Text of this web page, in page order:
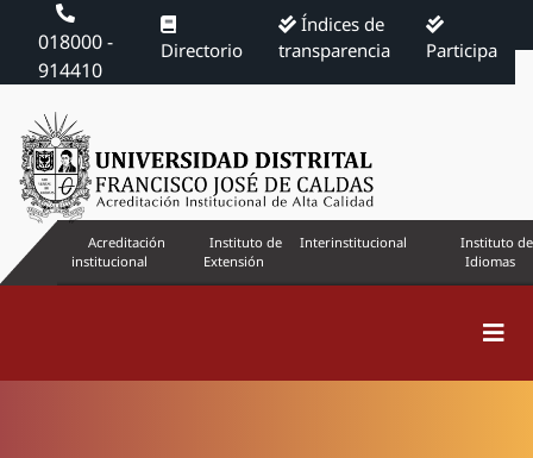
018000 -
914410
Directorio
Índices de
transparencia
Participa
Acreditación
institucional
Instituto de
Extensión
Interinstitucional
Instituto de
Idiomas